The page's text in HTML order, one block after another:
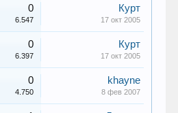
0
6.547
Курт
17 окт 2005
0
6.397
Курт
17 окт 2005
0
4.750
khayne
8 фев 2007